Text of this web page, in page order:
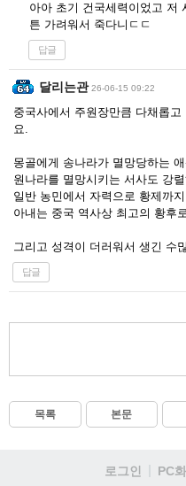
아아 초기 건국세력이었고 저
튼 가려워서 죽다니ㄷㄷ
답글
달리는관 26-06-15 09:22
중국사에서 주원장만큼 다채롭
요.
몽골에게 송나라가 멸망당하는
원나라를 멸망시키는 서사도 강
일반 농민에서 자력으로 황제까
아내는 중국 역사상 최고의 황후
그리고 성격이 더러워서 생긴 수
답글
목록 본문
로그인 PC